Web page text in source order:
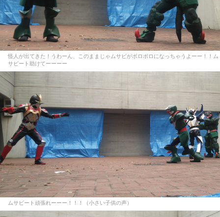
怪人が出てきた！うわーん、このままじゃムサビがボロボロになっちゃうよーー！！ム
サビート助けてーーーー
ムサビート頑張れーーー！！！（小さい子供の声）